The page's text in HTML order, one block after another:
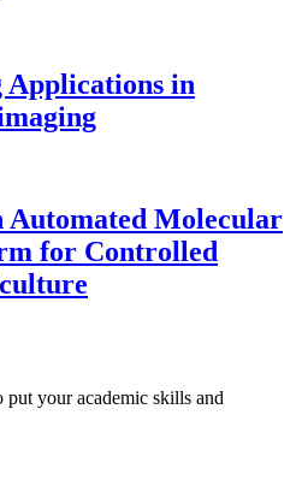
in
Automated Molecular
for Controlled
your academic skills and